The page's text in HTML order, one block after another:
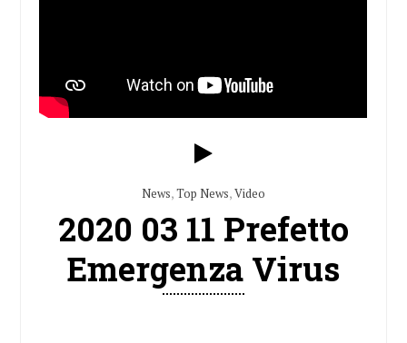
News,Top News,Video
2020 03 11 Prefetto
Emergenza Virus